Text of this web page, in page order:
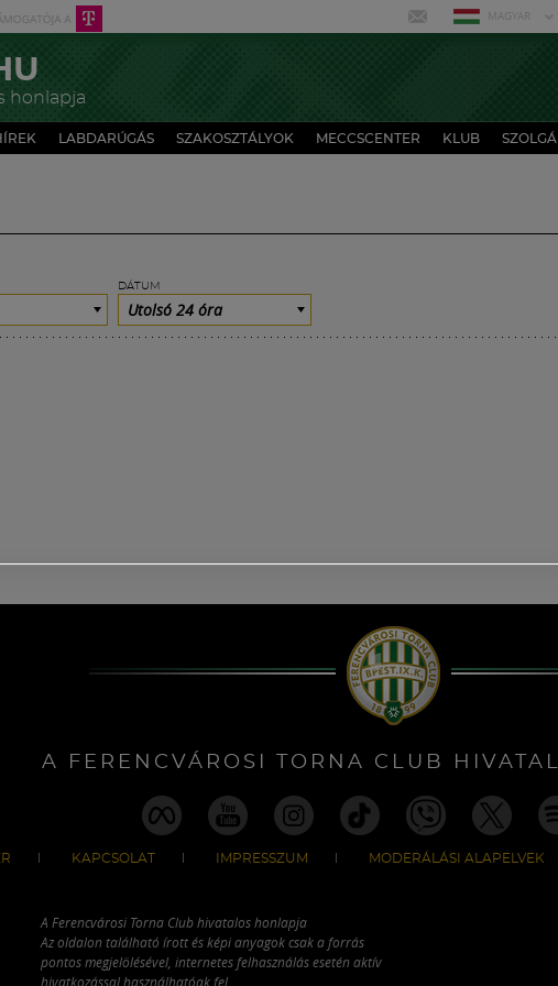
MAGYAR
honlapja
LABDARÚGÁS SZAKOSZTÁLYOK MECCSCENTER KLUB
DÁTUM
Utolsó 24 óra
A FERENCVÁROSI TORNA CLUB
KAPCSOLAT IMPRESSZUM MODERÁLÁSI ALAPELVEK
A Ferencvárosi Torna Club hivatalos honlapja
Az oldalon található írott és képi anyagok csak a forrás
pontos megjelölésével, internetes felhasználás esetén aktív
hivatkozással használhatóak fel.